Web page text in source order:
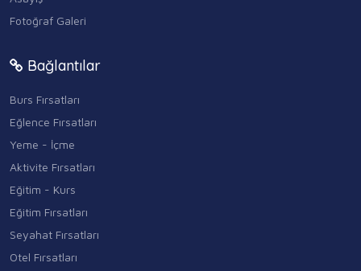
Fotoğraf Galeri
Bağlantılar
Burs Fırsatları
Eğlence Fırsatları
Yeme - İçme
Aktivite Fırsatları
Eğitim - Kurs
Eğitim Fırsatları
Seyahat Fırsatları
Otel Fırsatları